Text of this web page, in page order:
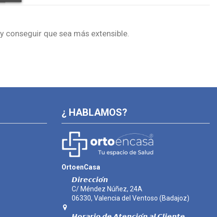
conseguir que sea más extensible.
¿ HABLAMOS?
OrtoenCasa
𝘿𝙞𝙧𝙚𝙘𝙘𝙞𝙤́𝙣
C/ Méndez Núñez, 24A
06330, Valencia del Ventoso (Badajoz)